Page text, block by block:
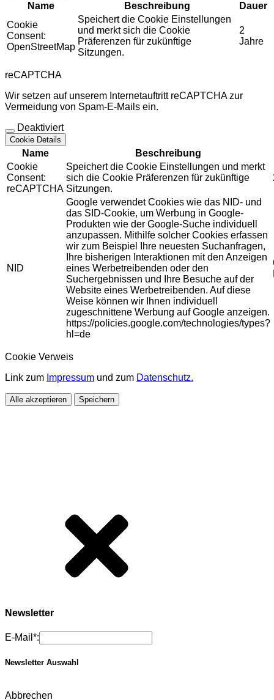
Name Beschreibung
Dauer
Cookie
Consent:
OpenStreetMap
Speichert die Cookie Einstellungen
und merkt sich die Cookie
Präferenzen für zukünftige
Sitzungen.
2
Jahre
reCAPTCHA
Wir setzen auf unserem Internetauftritt reCAPTCHA zur
Vermeidung von Spam-E-Mails ein.
Deaktiviert
Cookie Details
Name
Beschreibung
Cookie
Consent:
reCAPTCHA
Speichert die Cookie Einstellungen und merkt
sich die Cookie Präferenzen für zukünftige
Sitzungen.
NID
Google verwendet Cookies wie das NID- und
das SID-Cookie, um Werbung in Google-
Produkten wie der Google-Suche individuell
anzupassen. Mithilfe solcher Cookies erfassen
wir zum Beispiel Ihre neuesten Suchanfragen,
Ihre bisherigen Interaktionen mit den Anzeigen
eines Werbetreibenden oder den
Suchergebnissen und Ihre Besuche auf der
Website eines Werbetreibenden. Auf diese
Weise können wir Ihnen individuell
zugeschnittene Werbung auf Google anzeigen.
https://policies.google.com/technologies/types?
hl=de
Cookie Verweis
Link zum Impressum und zum Datenschutz.
Alle akzeptieren Speichern
Newsletter
E-Mail*:
Newsletter Auswahl
Abbrechen